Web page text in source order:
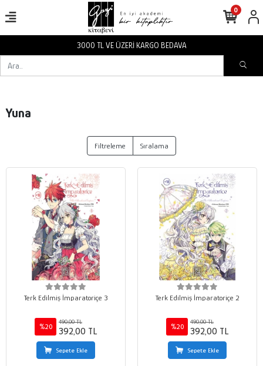
3000 TL VE ÜZERİ KARGO BEDAVA
0
Yuna
Filtreleme Sıralama
Terk Edilmiş İmparatoriçe 3
%20
490,00 TL
392,00 TL
Sepete Ekle
Terk Edilmiş İmparatoriçe 2
%20
490,00 TL
392,00 TL
Sepete Ekle